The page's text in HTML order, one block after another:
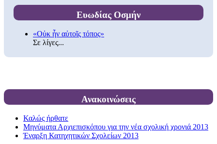
Ευωδίας Οσμήν
«Οὐκ ἦν αὐτοῖς τόπος»
Σε λίγες...
Ανακοινώσεις
Καλώς ήρθατε
Μηνύματα Αρχιεπισκόπου για την νέα σχολική χρονιά 2013
Έναρξη Κατηχητικών Σχολείων 2013